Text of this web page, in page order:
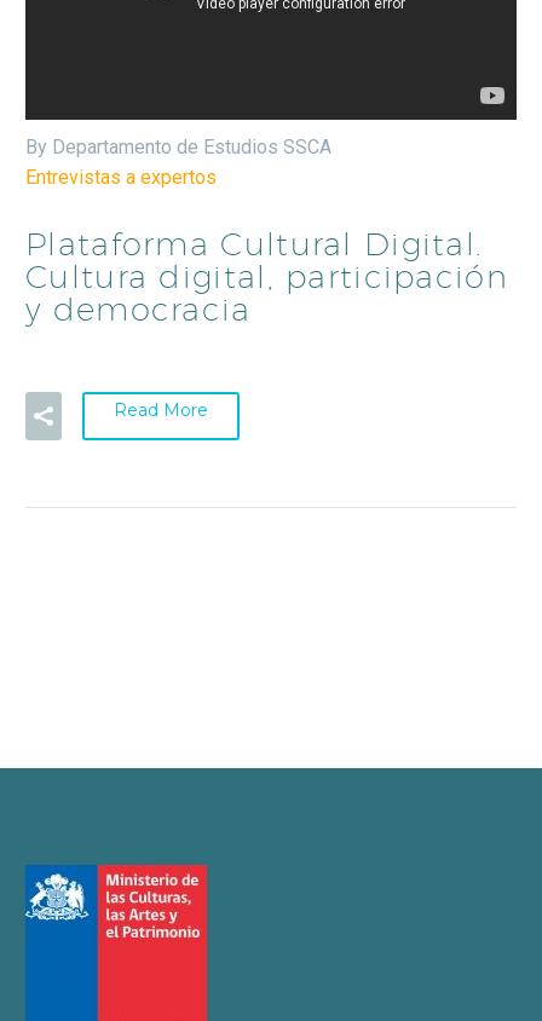
By Departamento de Estudios SSCA
Entrevistas a expertos
Plataforma Cultural Digital.
Cultura digital, participación
y democracia
Read More